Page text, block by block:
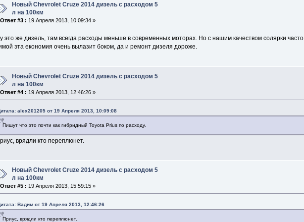
Новый Chevrolet Cruze 2014 дизель с расходом 5
л на 100км
Ответ #3 : 19 Апреля 2013, 10:09:34 »
это же дизель, там всегда расходы меньше в современных моторах. Но с нашим качеством солярки часто
эта економия очень вылазит боком, да и ремонт дизеля дороже.
Новый Chevrolet Cruze 2014 дизель с расходом 5
л на 100км
Ответ #4 : 19 Апреля 2013, 12:46:26 »
alex201205 от 19 Апреля 2013, 10:09:08
Пишут что это почти как гибридный Toyota Prius по расходу.
врядли кто переплюнет.
Новый Chevrolet Cruze 2014 дизель с расходом 5
л на 100км
Ответ #5 : 19 Апреля 2013, 15:59:15 »
Вадим от 19 Апреля 2013, 12:46:26
Приус, врядли кто переплюнет.